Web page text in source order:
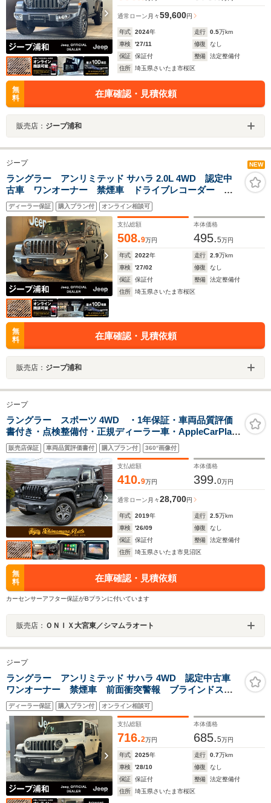
通常ローン 月々59,600円
年式 2024年 走行 0.5万km
車検
'27/11 修復
なし
保証
保証付 整備
法定整備付
住所
埼玉県さいたま市桜区
無
料
在庫確認・見積依頼
販売店： ジープ浦和
ジープ NEW
ラングラー アンリミテッド サハラ 2.0L 4WD 認定中
古車 ワンオーナー 禁煙車 ドライブレコーダー 地
デジチューナー アップルカープレイ アダプティブク
ルーズコントロール
ディーラー保証 購入プラン付 オンライン相談可
支払総額
508.9万円
本体価格
495.5万円
年式 2022年 走行 2.9万km
車検
'27/02 修復
なし
保証
保証付 整備
法定整備付
住所
埼玉県さいたま市桜区
無
料
在庫確認・見積依頼
販売店： ジープ浦和
ジープ
ラングラー スポーツ 4WD ・1年保証・車両品質評価
書付き・点検整備付・正規ディーラー車・AppleCarPlay
対応・バック/フロント/サイドカメラ・ETC・
BLUETOOTH・ドライブレコーダー・スマートキー・ク
ルーズコントロール・記録簿・禁煙車
販売店保証 車両品質評価書付 購入プラン付 360°画像付
支払総額
410.9万円
本体価格
399.0万円
通常ローン 月々28,700円
年式 2019年 走行 2.5万km
車検
'26/09 修復
なし
保証
保証付 整備
法定整備付
住所
埼玉県さいたま市見沼区
無
料
在庫確認・見積依頼
カーセンサーアフター保証がBプランに付いています
販売店： ＯＮＩＸ大宮東／シマムラオート
ジープ
ラングラー アンリミテッド サハラ 4WD 認定中古車
ワンオーナー 禁煙車 前面衝突警報 ブラインドスポ
ットモニター ドライブレコーダー シートヒーター
ハンドルヒーター
ディーラー保証 購入プラン付 オンライン相談可
支払総額
716.2万円
本体価格
685.5万円
年式 2025年 走行 0.7万km
車検
'28/10 修復
なし
保証
保証付 整備
法定整備付
住所
埼玉県さいたま市桜区